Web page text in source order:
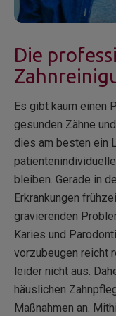
Die
Es gibt kaum einen
gesunden Zähne
dies am besten ein
bleiben. Gerade in
Erkrankungen
gravierenden
Karies und
vorzubeugen reicht
leider nicht aus.
häuslichen
Maßnahmen an.